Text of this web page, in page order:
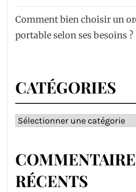
Comment bien choisir un
portable selon ses besoins ?
CATÉGORIES
Catégories
RÉCENTS